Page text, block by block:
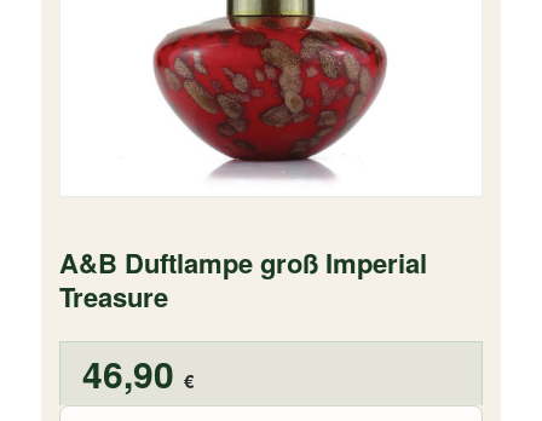
A&B Duftlampe groß Imperial
Treasure
46,90 €